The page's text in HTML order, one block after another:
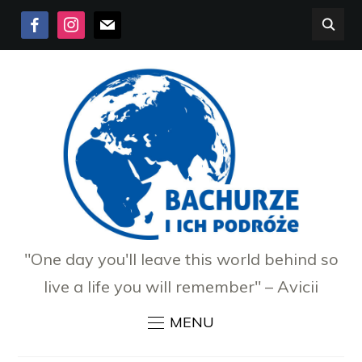
FACEBOOKINSTAGRAM
MAIL
"One day you'll leave this world behind so
live a life you will remember" – Avicii
MENU